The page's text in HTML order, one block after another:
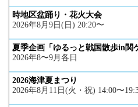
時地区盆踊り・花火大会
2026年8月9日(日) 20:20〜
夏季企画「ゆるっと戦国散歩in関
2026年8〜9月各日
2026海津夏まつり
2026年8月11日(火・祝) 14:00〜